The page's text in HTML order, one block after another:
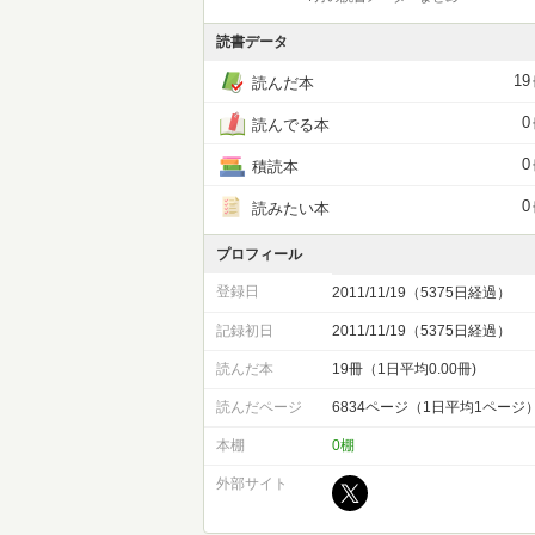
読書データ
読んだ本 19
読んでる本 0
積読本 0
読みたい本 0
プロフィール
登録日 2011/11/19（5375日経過）
記録初日 2011/11/19（5375日経過）
読んだ本 19冊（1日平均0.00冊)
読んだページ 6834ページ（1日平均1ページ）
本棚 0棚
外部サイト